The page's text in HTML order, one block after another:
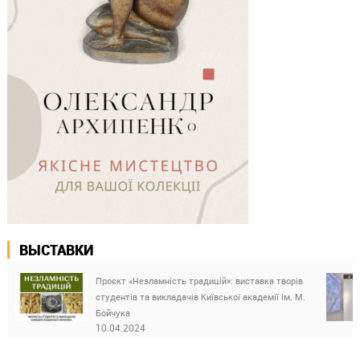
ВЫСТАВКИ
Проєкт «Незламність традицій»: виставка творів
студентів та викладачів Київської академії ім. М.
Бойчука
10.04.2024